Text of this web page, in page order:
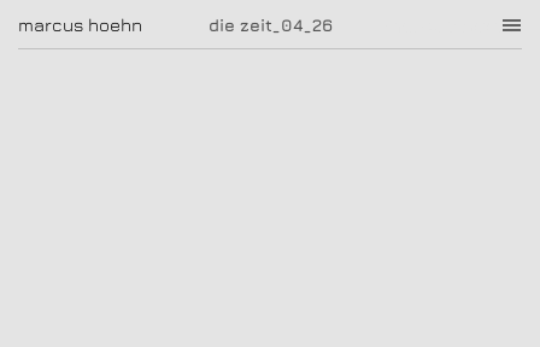
die zeit_04_26
marcus hoehn marcus hoehn
|